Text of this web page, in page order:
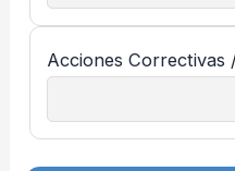
Acciones Correctivas